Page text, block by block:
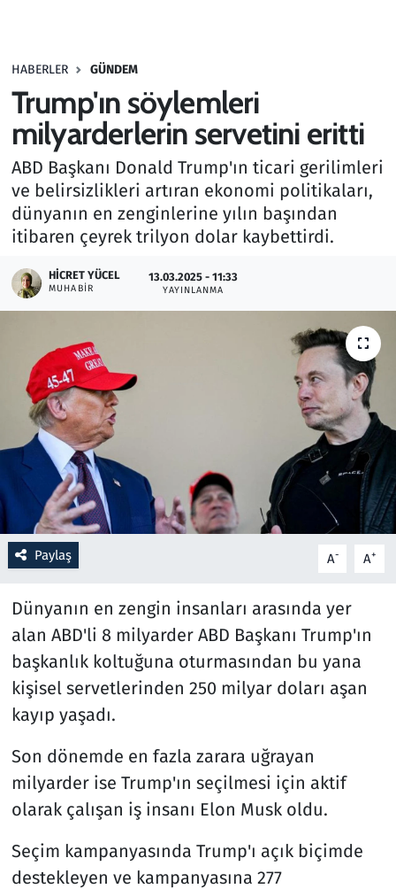
HABERLER GÜNDEM
Trump'ın söylemleri
milyarderlerin servetini eritti
ABD Başkanı Donald Trump'ın ticari gerilimleri
ve belirsizlikleri artıran ekonomi politikaları,
dünyanın en zenginlerine yılın başından
itibaren çeyrek trilyon dolar kaybettirdi.
HICRET YÜCEL
MUHABIR
13.03.2025 - 11:33
YAYINLANMA
Paylaş A- A+
Dünyanın en zengin insanları arasında yer
alan ABD'li 8 milyarder ABD Başkanı Trump'ın
başkanlık koltuğuna oturmasından bu yana
kişisel servetlerinden 250 milyar doları aşan
kayıp yaşadı.
Son dönemde en fazla zarara uğrayan
milyarder ise Trump'ın seçilmesi için aktif
olarak çalışan iş insanı Elon Musk oldu.
Seçim kampanyasında Trump'ı açık biçimde
destekleyen ve kampanyasına 277
Haber
Kültür Sanat
Kurumsal Haberler
Lezzet Durağı
Oyun
Ramazan
Resmi İlanlar
Rüya Tabirleri
Sağlık
Savunma Sanayi
Seçim 2023
Spor
Teknoloji ve Bilim
Televizyon